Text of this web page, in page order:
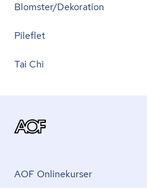
Blomster/Dekoration
Pileflet
Tai Chi
AOF Onlinekurser